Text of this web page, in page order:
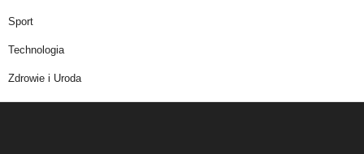
Sport
Technologia
Zdrowie i Uroda